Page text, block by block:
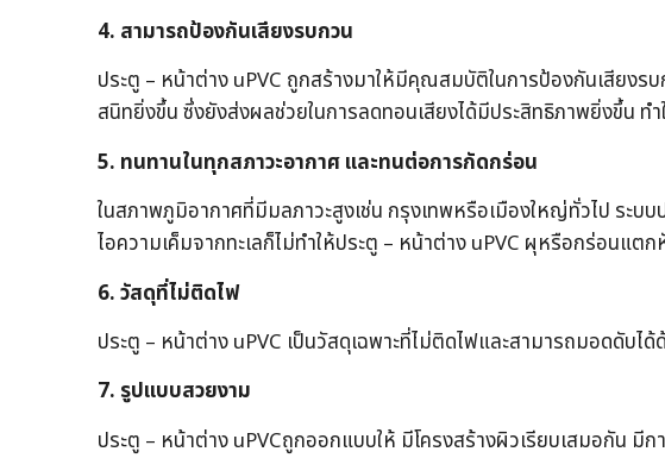
4. สามารถป้องกันเสียงรบกวน
ประตู – หน้าต่าง uPVC ถูกสร้างมาให้มีคุณสมบัติในการป้องกันเสียงร
สนิทยิ่งขึ้น ซึ่งยังส่งผลช่วยในการลดทอนเสียงได้มีประสิทธิภาพยิ่งขึ้น
5. ทนทานในทุกสภาวะอากาศ และทนต่อการกัดกร่อน
ในสภาพภูมิอากาศที่มีมลภาวะสูงเช่น กรุงเทพหรือเมืองใหญ่ทั่วไป ระ
ไอความเค็มจากทะเลก็ไม่ทำให้ประตู – หน้าต่าง uPVC ผุหรือกร่อนแตก
6. วัสดุที่ไม่ติดไฟ
ประตู – หน้าต่าง uPVC เป็นวัสดุเฉพาะที่ไม่ติดไฟและสามารถมอดดับไ
7. รูปแบบสวยงาม
ประตู – หน้าต่าง uPVCถูกออกแบบให้ มีโครงสร้างผิวเรียบเสมอกัน